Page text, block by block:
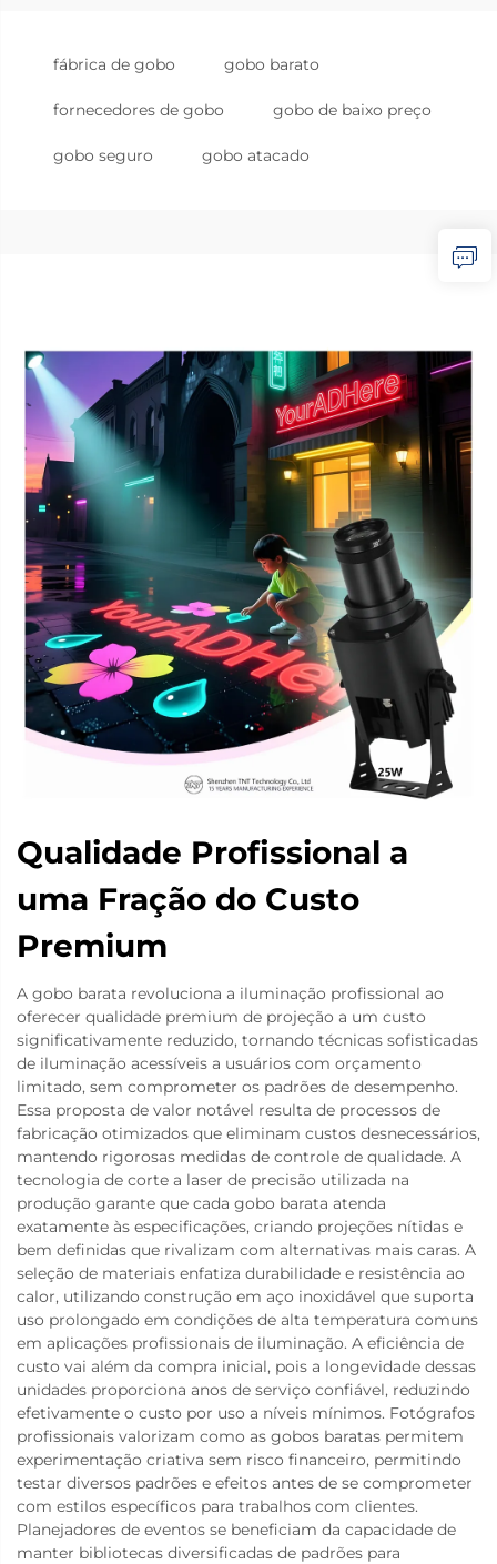
fábrica de gobo gobo barato
fornecedores de gobo gobo de baixo preço
gobo seguro gobo atacado
Qualidade Profissional a
uma Fração do Custo
Premium
A gobo barata revoluciona a iluminação profissional ao
oferecer qualidade premium de projeção a um custo
significativamente reduzido, tornando técnicas sofisticadas
de iluminação acessíveis a usuários com orçamento
limitado, sem comprometer os padrões de desempenho.
Essa proposta de valor notável resulta de processos de
fabricação otimizados que eliminam custos desnecessários,
mantendo rigorosas medidas de controle de qualidade. A
tecnologia de corte a laser de precisão utilizada na
produção garante que cada gobo barata atenda
exatamente às especificações, criando projeções nítidas e
bem definidas que rivalizam com alternativas mais caras. A
seleção de materiais enfatiza durabilidade e resistência ao
calor, utilizando construção em aço inoxidável que suporta
uso prolongado em condições de alta temperatura comuns
em aplicações profissionais de iluminação. A eficiência de
custo vai além da compra inicial, pois a longevidade dessas
unidades proporciona anos de serviço confiável, reduzindo
efetivamente o custo por uso a níveis mínimos. Fotógrafos
profissionais valorizam como as gobos baratas permitem
experimentação criativa sem risco financeiro, permitindo
testar diversos padrões e efeitos antes de se comprometer
com estilos específicos para trabalhos com clientes.
Planejadores de eventos se beneficiam da capacidade de
manter bibliotecas diversificadas de padrões para